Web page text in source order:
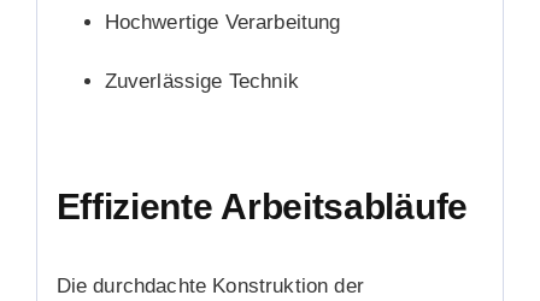
Hochwertige Verarbeitung
Zuverlässige Technik
Effiziente Arbeitsabläufe
Die durchdachte Konstruktion der